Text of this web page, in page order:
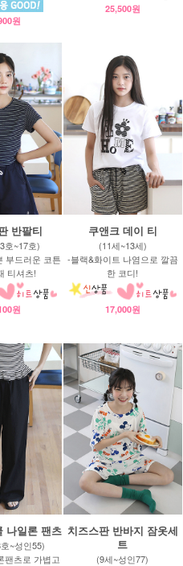
원
25,500원
반팔티
호~17호)
부드러운 코튼
티셔츠!
원
쿠앤크 데이 티
(11세~13세)
-블랙&화이트 나염으로 깔끔
한 코디!
17,000원
나일론 팬츠
~성인55)
팬츠로 가볍고
치즈스판 반바지 잠옷세
트
(9세~성인77)